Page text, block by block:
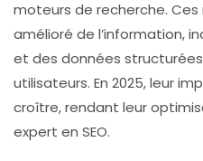
moteurs de recherche.
amélioré de l’information,
et des données
utilisateurs. En 2025, leur
croître, rendant leur
expert en SEO.